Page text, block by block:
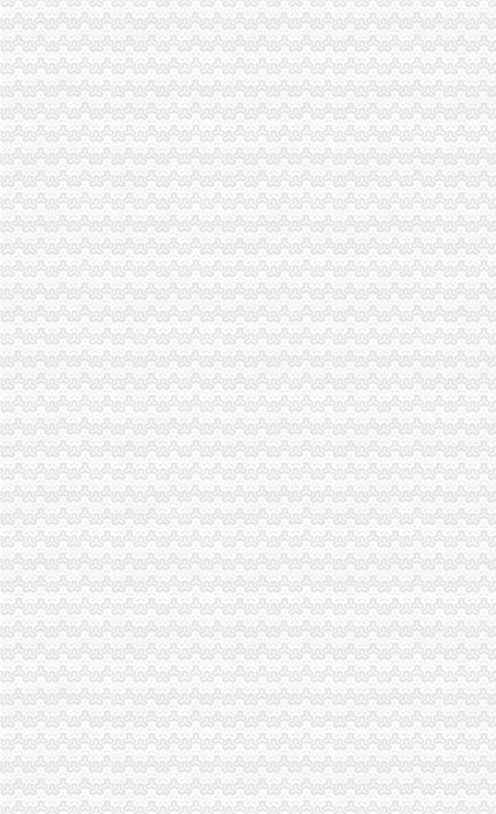
重庆市隧道小车限速由60公里/小时上调为80公里-中新网
重庆燃气年报
有什么关于重庆的冷知识？-知乎
两会上的企业家人大代表：原来他们关心的是这些_中国奉节网
华岩海关
铁路唐山站客票代售处-中国唐山
海关走罪司法认定中的若干问题析-刑事论文
2014-2018年中国工业硅市场战略及投资分析报告_中商报网
沙坪坝白鹤岭装修_重庆装修公司_装修案例
南川区物流公司有哪些
中梁山海关
梁山县下属各单位有哪些招商引资任务-梁山县招商网-中国招商引资信
【安徽企业进口德国二手滚齿机有哪些监管条件海关如何审价】价格_
韩国密地堡向市民开放长埋40多年无任何记录_五河教育网
盾安九龙城二手房价格是多少？_复式问答-一起装修问答
三海关改良肉驴出售基地_山东养驴_100招商网
杨家坪海关
重庆海关>重庆海关
【销售代表（江北）招聘】可口可乐（重庆）饮料有限公司新招聘信
杨家坪娱乐城_官方网址！>>>杨家坪娱乐城_【官方娱乐平台】**》
万达广场铭邸商铺出售,杨家坪步行街,成熟商圈,大型商业体,轻轨
2015年国家公务员面试名单及公告：重庆海关_浙江中公教育
谢家湾海关
谢家湾立交改造完工70%预计10月正式投用-土地-重庆乐居网
谢家湾立交改造月底通车-房产新闻-重庆搜狐焦点网
谢家湾街道办事处搬迁公告_全搜九龙坡网
重庆谢家湾房产网,重庆谢家湾楼盘,2018年谢家湾新开楼盘信息,
【重庆谢家湾商铺】-乐居重庆二手房
石桥铺海关
【石桥铺会计实操培训班】价格,厂家,职业培训-搜了网
海关到富丽大酒店公交_怎么坐车_怎么走_要多久_同程旅游公交
职位,新职位信息-汇博网
重庆石桥铺公司注册**营业执照重庆工商注册今题网
速8酒店（重庆石桥铺地铁站店）（原重庆石桥铺店）预订_价格_电话_
石坪桥海关